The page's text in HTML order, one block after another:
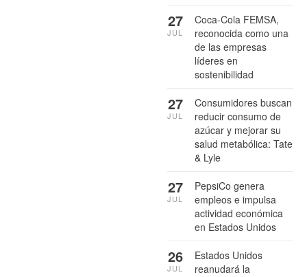
Coca-Cola FEMSA,
reconocida como una
de las empresas
líderes en
sostenibilidad
27
JUL
Consumidores buscan
reducir consumo de
azúcar y mejorar su
salud metabólica: Tate
& Lyle
27
JUL
PepsiCo genera
empleos e impulsa
actividad económica
en Estados Unidos
27
JUL
Estados Unidos
reanudará la
26
JUL